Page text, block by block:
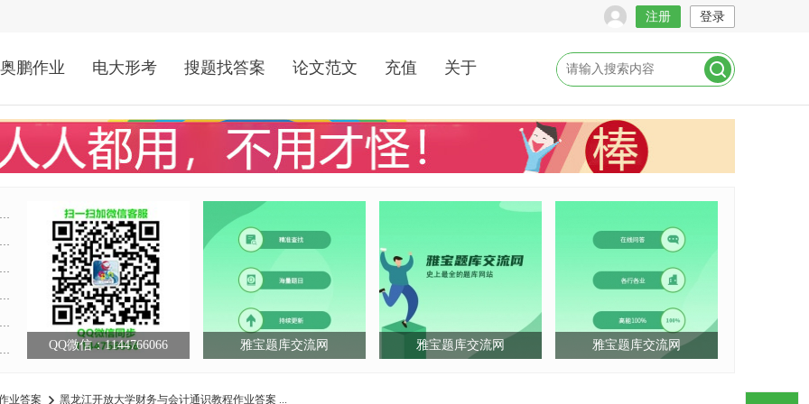
注册 登录
奥鹏作业 电大形考 搜题找答案 论文范文 充值 关于
QQ微信：1144766066 雅宝题库交流网 雅宝题库交流网 雅宝题库交流网
业答案 黑龙江开放大学财务与会计通识教程作业答案 ...